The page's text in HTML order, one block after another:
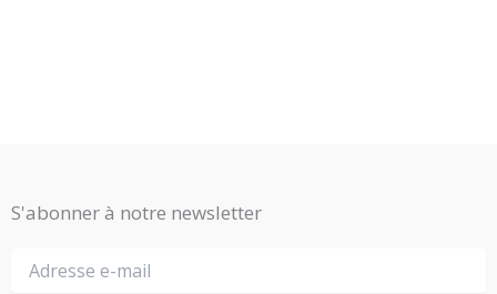
S'abonner à notre newsletter